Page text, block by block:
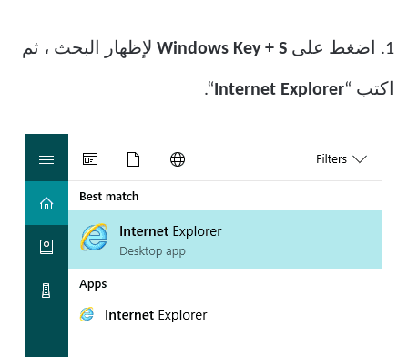
1. اضغط على لإظهار البحث ، ثم
اكتب “Internet Explorer
“.